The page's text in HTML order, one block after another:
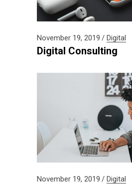
November 19, 2019 Digital
Digital Consulting
November 19, 2019 Digital